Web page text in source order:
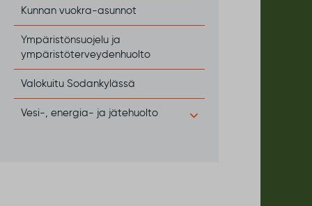
Kunnan vuokra-asunnot
Ympäristönsuojelu ja
ympäristöterveydenhuolto
Valokuitu Sodankylässä
Vesi-, energia- ja jätehuolto